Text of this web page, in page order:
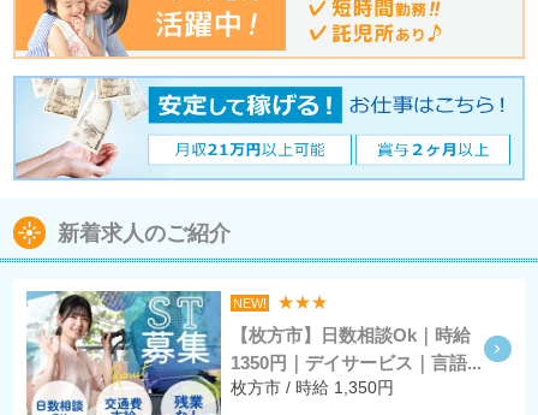
新着求人のご紹介
NEW! ★★★
【枚方市】日数相談Ok｜時給
1350円｜デイサービス｜言語...
枚方市 / 時給 1,350円